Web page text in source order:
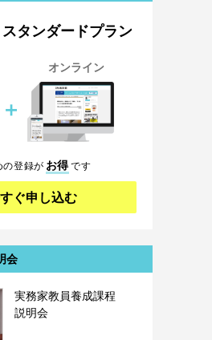
スタンダードプラン
＋
オンライン
の登録が お得です
ぐ申し込む
会
実務家教員養成課程
説明会